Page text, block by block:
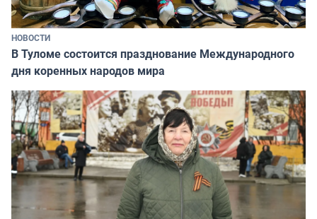
НОВОСТИ
В Туломе состоится празднование Международного
дня коренных народов мира